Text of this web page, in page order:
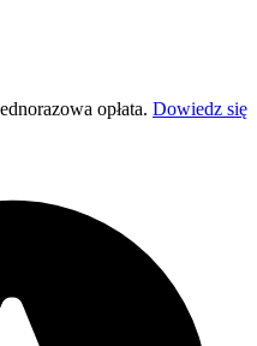
opłata. Dowiedz się